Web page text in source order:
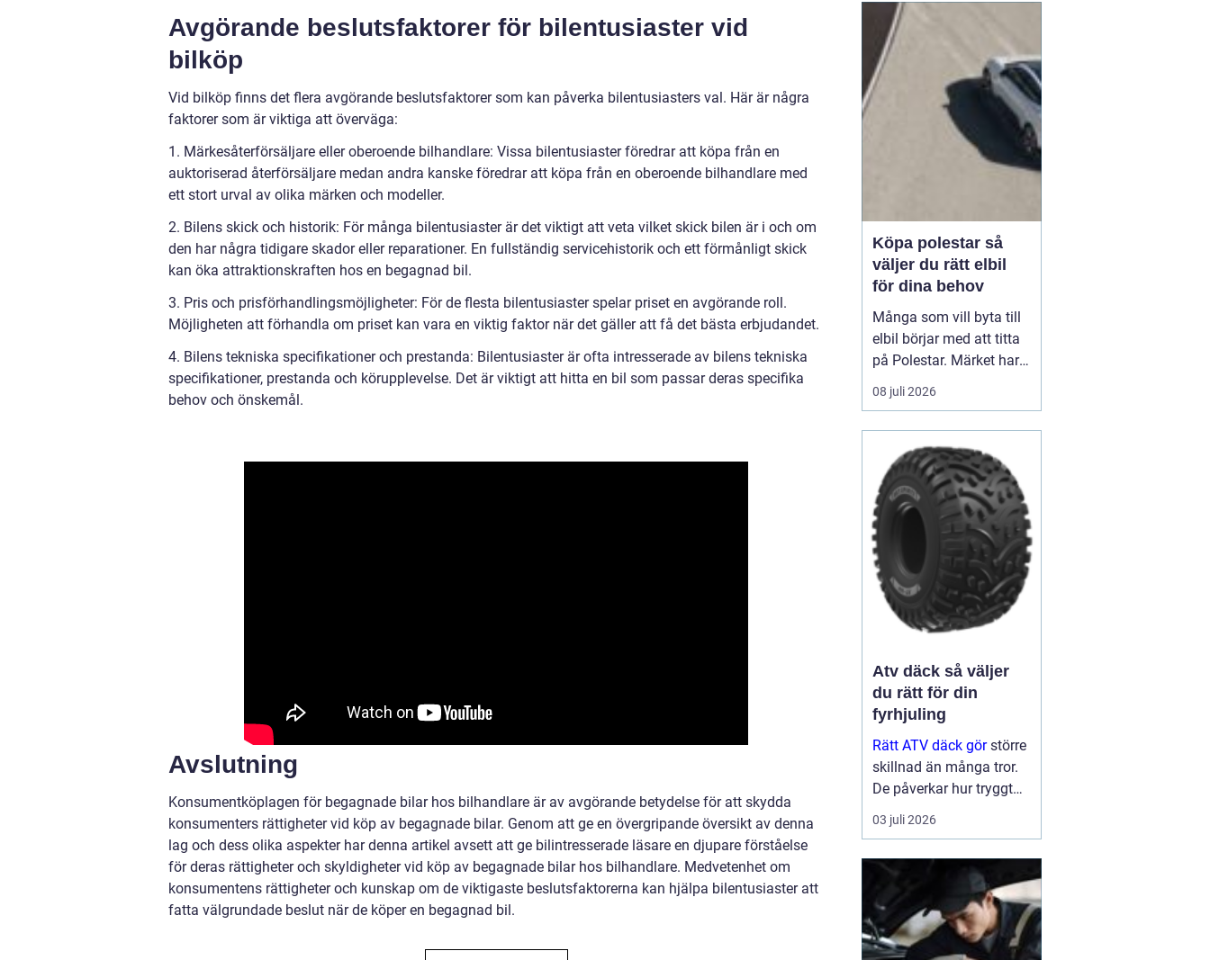
Avgörande beslutsfaktorer för bilentusiaster vid
bilköp
Vid bilköp finns det flera avgörande beslutsfaktorer som kan påverka bilentusiasters val. Här är några
faktorer som är viktiga att överväga:
1. Märkesåterförsäljare eller oberoende bilhandlare: Vissa bilentusiaster föredrar att köpa från en
auktoriserad återförsäljare medan andra kanske föredrar att köpa från en oberoende bilhandlare med
ett stort urval av olika märken och modeller.
2. Bilens skick och historik: För många bilentusiaster är det viktigt att veta vilket skick bilen är i och om
den har några tidigare skador eller reparationer. En fullständig servicehistorik och ett förmånligt skick
kan öka attraktionskraften hos en begagnad bil.
3. Pris och prisförhandlingsmöjligheter: För de flesta bilentusiaster spelar priset en avgörande roll.
Möjligheten att förhandla om priset kan vara en viktig faktor när det gäller att få det bästa erbjudandet.
4. Bilens tekniska specifikationer och prestanda: Bilentusiaster är ofta intresserade av bilens tekniska
specifikationer, prestanda och körupplevelse. Det är viktigt att hitta en bil som passar deras specifika
behov och önskemål.
Avslutning
Konsumentköplagen för begagnade bilar hos bilhandlare är av avgörande betydelse för att skydda
konsumenters rättigheter vid köp av begagnade bilar. Genom att ge en övergripande översikt av denna
lag och dess olika aspekter har denna artikel avsett att ge bilintresserade läsare en djupare förståelse
för deras rättigheter och skyldigheter vid köp av begagnade bilar hos bilhandlare. Medvetenhet om
konsumentens rättigheter och kunskap om de viktigaste beslutsfaktorerna kan hjälpa bilentusiaster att
fatta välgrundade beslut när de köper en begagnad bil.
och reparationer. I den
här artikeln får du en
enkel genomgång av
hu...
Köpa polestar så
väljer du rätt elbil
för dina behov
Många som vill byta till
elbil börjar med att titta
på Polestar. Märket har
blivit en symbol för
modern, elektrisk körning
hållbarhet går hand i
hand. Men hur vet du om
en Polestar passar dig,
och vilken modell som är
rätt val?...
08 juli 2026
Atv däck så väljer
du rätt för din
fyrhjuling
Rätt ATV däck görstörre
skillnad än många tror.
De påverkar hur tryggt
fyrhjulingen beter sig på
väg, hur effektivt den tar
och hur marken under
hjulen mår efteråt. Med
ge...
03 juli 2026